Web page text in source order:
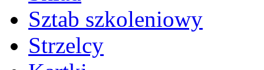
Sztab szkoleniowy
Strzelcy